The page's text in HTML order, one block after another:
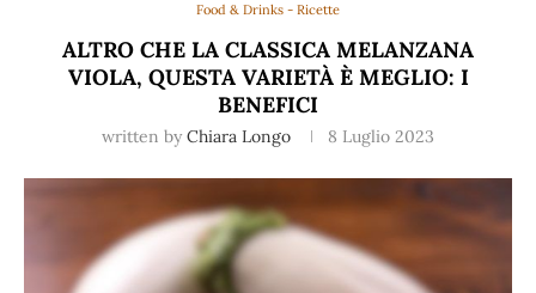
Food & Drinks - Ricette
ALTRO CHE LA CLASSICA MELANZANA
VIOLA, QUESTA VARIETÀ È MEGLIO: I
BENEFICI
written by Chiara Longo 8 Luglio 2023